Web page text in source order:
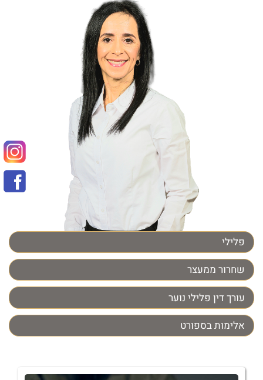
פלילי
שחרור ממעצר
עורך דין פלילי נוער
אלימות בספורט